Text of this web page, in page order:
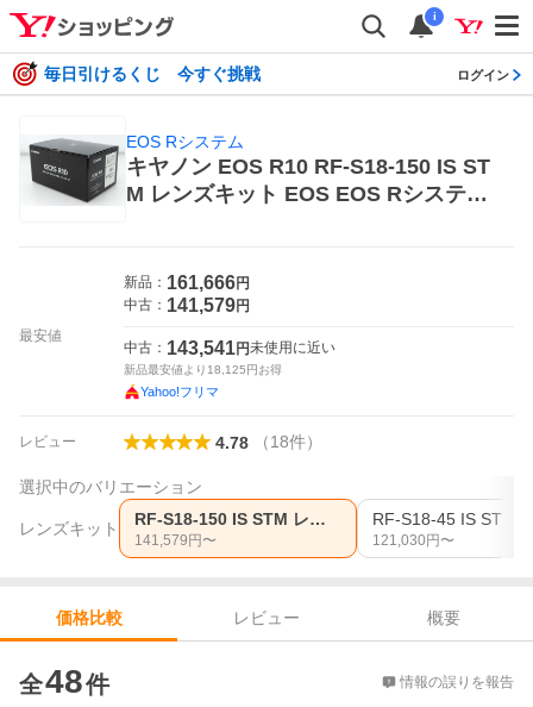
i
毎日引けるくじ 今すぐ挑戦 ログイン
EOS Rシステム
キヤノン EOS R10 RF-S18-150 IS ST
M レンズキット EOS EOS Rシステム
最安値
新品： 161,666円
中古： 141,579円
中古： 143,541円未使用に近い
新品最安値より 18,125円お得
Yahoo!フリマ
レビュー 4.78 （18件）
選択中のバリエーション
レンズキット RF-S18-150 IS STM レンズキット
141,579 円〜 121,030 円〜
価格比較 レビュー
概要
全48件 情報の誤りを報告